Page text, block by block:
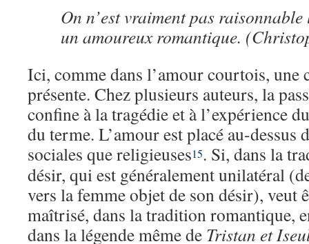
On n’est vraiment pas raisonnable
un amoureux romantique.
Ici, comme dans l’amour courtois, une
présente. Chez plusieurs auteurs, la
confine à la tragédie et à l’expérience
du terme. L’amour est placé au-dessus
sociales que religieuses15. Si, dans la
désir, qui est généralement unilatéral
vers la femme objet de son désir), veut
maîtrisé, dans la tradition romantique,
dans la légende même de Tristan et